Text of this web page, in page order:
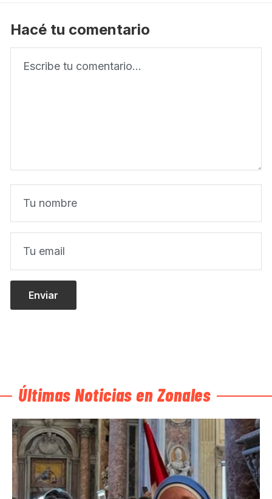
Hacé tu comentario
Últimas Noticias en Zonales